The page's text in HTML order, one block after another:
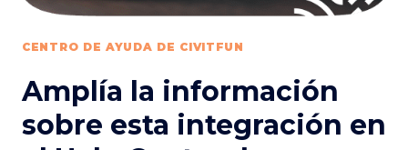
CENTRO DE AYUDA DE CIVITFUN
Amplía la información
sobre esta integración en